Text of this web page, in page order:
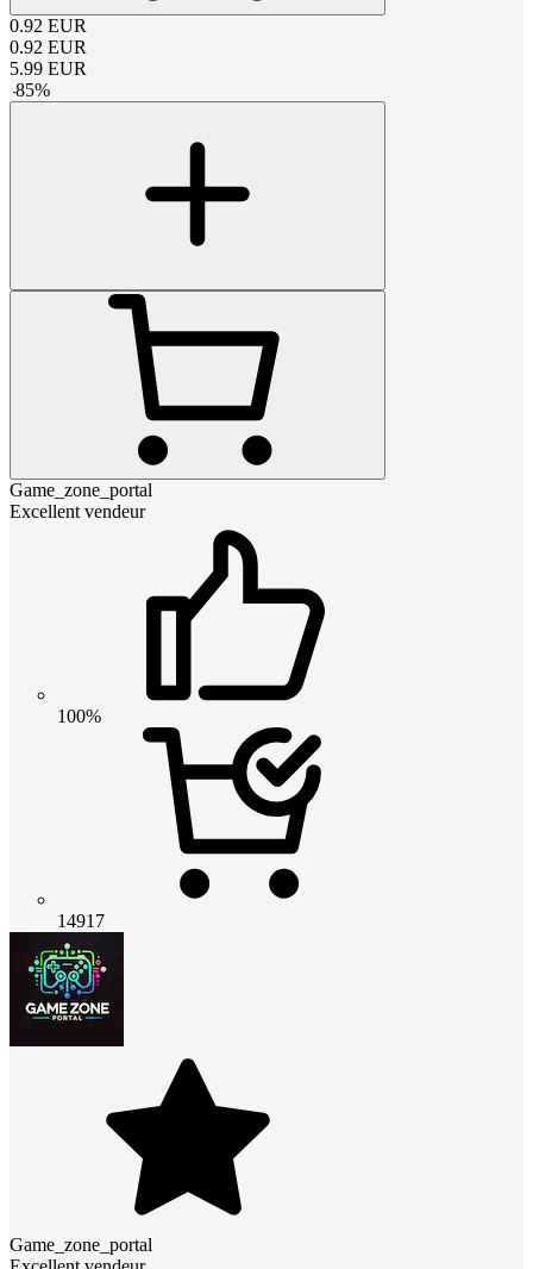
0.92 EUR
0.92 EUR
5.99 EUR
-85%
Game_zone_portal
Excellent vendeur
100%
14917
Game_zone_portal